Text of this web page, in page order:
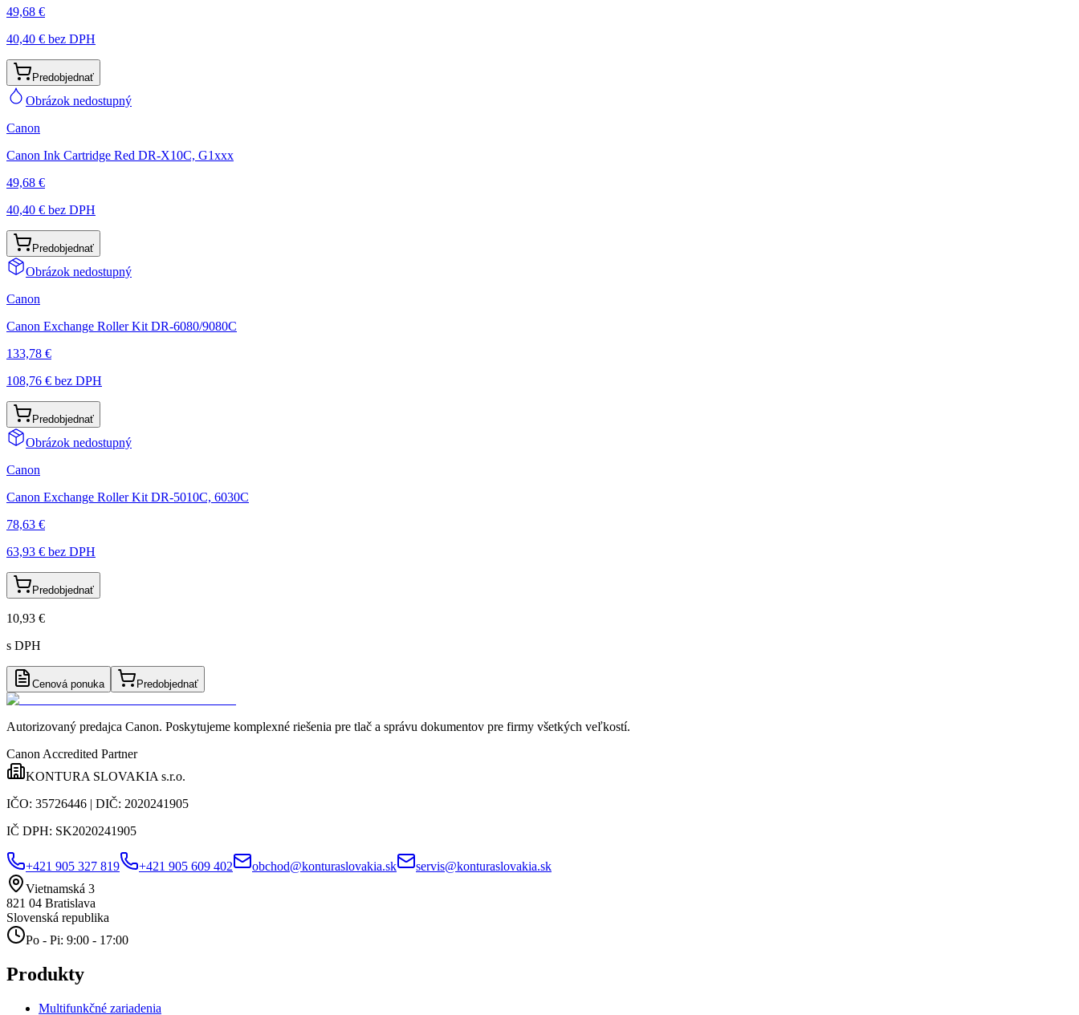
49,68 €
40,40 € bez DPH
Predobjednať
Obrázok nedostupný
Canon
Canon Ink Cartridge Red DR-X10C, G1xxx
49,68 €
40,40 € bez DPH
Predobjednať
Obrázok nedostupný
Canon
Canon Exchange Roller Kit DR-6080/9080C
133,78 €
108,76 € bez DPH
Predobjednať
Obrázok nedostupný
Canon
Canon Exchange Roller Kit DR-5010C, 6030C
78,63 €
63,93 € bez DPH
Predobjednať
10,93 €
s DPH
Cenová ponuka Predobjednať
Autorizovaný predajca Canon. Poskytujeme komplexné riešenia pre tlač a správu dokumentov pre firmy všetkých veľkostí.
Canon Accredited Partner
KONTURA SLOVAKIA s.r.o.
IČO: 35726446 | DIČ: 2020241905
IČ DPH: SK2020241905
+421 905 327 819 +421 905 609 402 obchod@konturaslovakia.sk
servis@konturaslovakia.sk
Vietnamská 3
821 04 Bratislava
Slovenská republika
Po - Pi: 9:00 - 17:00
Produkty
Multifunkčné zariadenia